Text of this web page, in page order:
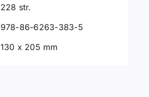
228 str.
978-86-6263-383-5
130 x 205 mm